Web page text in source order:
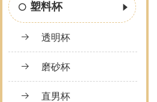
塑料杯
透明杯
磨砂杯
直男杯